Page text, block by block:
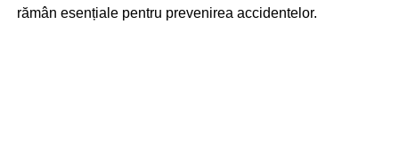
rămân esențiale pentru prevenirea accidentelor.